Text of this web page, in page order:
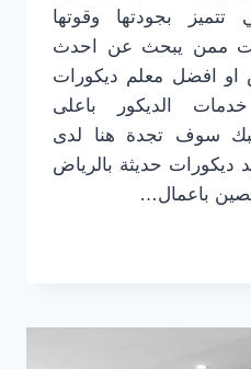
تتميز بجودتها وقوتها
كنت ممن يبحث عن احدث
او افضل معلم ديكورات
الديكور باعلى
سوف تجدة هنا لدى
ديكورات حديثة بالرياض
باعمال…